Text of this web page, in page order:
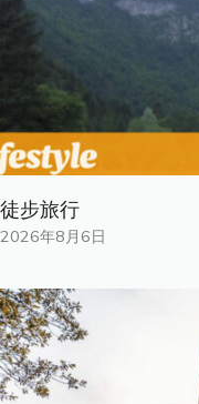
徒步旅行
2026年8月6日